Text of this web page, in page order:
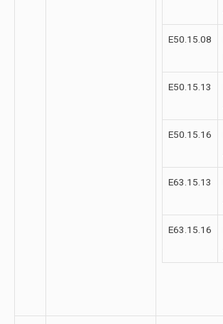
E50.15.08
E50.15.13
E50.15.16
E63.15.13
E63.15.16